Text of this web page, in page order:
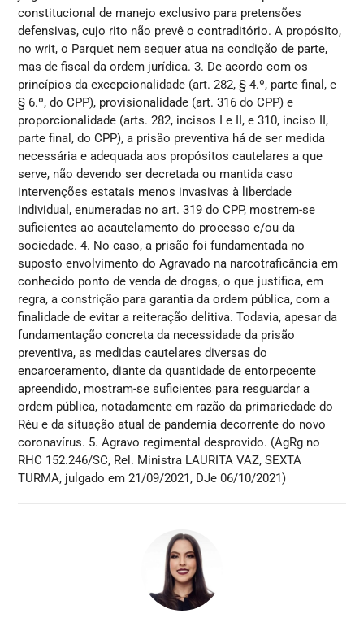
constitucional de manejo exclusivo para pretensões
defensivas, cujo rito não prevê o contraditório. A propósito,
no writ, o Parquet nem sequer atua na condição de parte,
mas de fiscal da ordem jurídica. 3. De acordo com os
princípios da excepcionalidade (art. 282, § 4.º, parte final, e
§ 6.º, do CPP), provisionalidade (art. 316 do CPP) e
proporcionalidade (arts. 282, incisos I e II, e 310, inciso II,
parte final, do CPP), a prisão preventiva há de ser medida
necessária e adequada aos propósitos cautelares a que
serve, não devendo ser decretada ou mantida caso
intervenções estatais menos invasivas à liberdade
individual, enumeradas no art. 319 do CPP, mostrem-se
suficientes ao acautelamento do processo e/ou da
sociedade. 4. No caso, a prisão foi fundamentada no
suposto envolvimento do Agravado na narcotraficância em
conhecido ponto de venda de drogas, o que justifica, em
regra, a constrição para garantia da ordem pública, com a
finalidade de evitar a reiteração delitiva. Todavia, apesar da
fundamentação concreta da necessidade da prisão
preventiva, as medidas cautelares diversas do
encarceramento, diante da quantidade de entorpecente
apreendido, mostram-se suficientes para resguardar a
ordem pública, notadamente em razão da primariedade do
Réu e da situação atual de pandemia decorrente do novo
coronavírus. 5. Agravo regimental desprovido. (AgRg no
RHC 152.246/SC, Rel. Ministra LAURITA VAZ, SEXTA
TURMA, julgado em 21/09/2021, DJe 06/10/2021)